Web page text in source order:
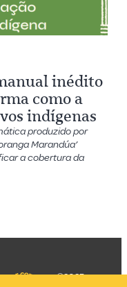
inédito
como a
indígenas
produzido por
Marandúa’
a cobertura da
©2025